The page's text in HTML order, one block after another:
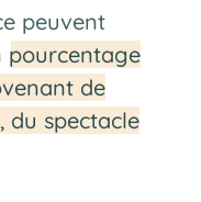
peuvent
pourcentage
de
du spectacle